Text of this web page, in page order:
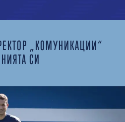
„КОМУНИКАЦИИ“
СИ